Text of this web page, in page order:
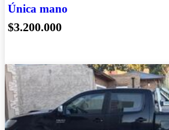
Única mano
$3.200.000